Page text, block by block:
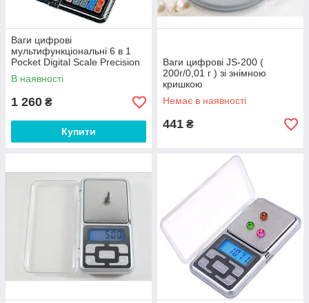
Ваги цифрові
мультифункціональні 6 в 1
Pocket Digital Scale Precision
DP-01 (0,01/500 г)
В наявності
1 260 ₴
Купити
Ваги цифрові JS-200 (
200г/0,01 г ) зі знімною
кришкою
Немає в наявності
441 ₴